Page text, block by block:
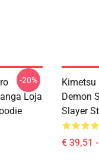
Loja
-20%
Kimetsu
Demon
Slayer
€ 39,51